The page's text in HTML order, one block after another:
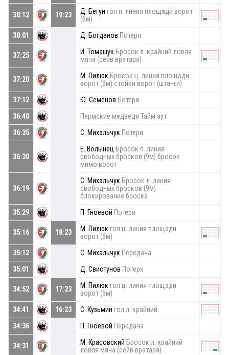
38:12 19:23 Д. Бегун гол п. линия площади ворот
(6м)
38:01
Д. Богданов Потеря
37:25 И. Томашук Бросок л. крайний ловля
мяча (сейв вратаря)
37:20 М. Пилюк Бросок ц. линия площади
ворот (6м) стойки ворот (штанги)
37:12
Ю. Семенов Потеря
36:40
Пермские медведи Тайм аут
36:35
С. Михальчук Потеря
36:30
Е. Волынец Бросок п. линия
свободных бросков (9м) бросок
мимо ворот
36:19
С. Михальчук Бросок л. линия
свободных бросков (9м)
блокирование броска
35:29
П. Гноевой Потеря
35:16 18:23 М. Пилюк гол ц. линия площади
ворот (6м)
35:12
С. Михальчук Передача
35:01
Д. Свистунов Потеря
34:52 17:23 М. Пилюк гол ц. линия площади
ворот (6м)
34:41
16:23 С. Кузьмин гол л. крайний
34:36
П. Гноевой Передача
34:31 М. Красовский Бросок л. крайний
ловля мяча (сейв вратаря)